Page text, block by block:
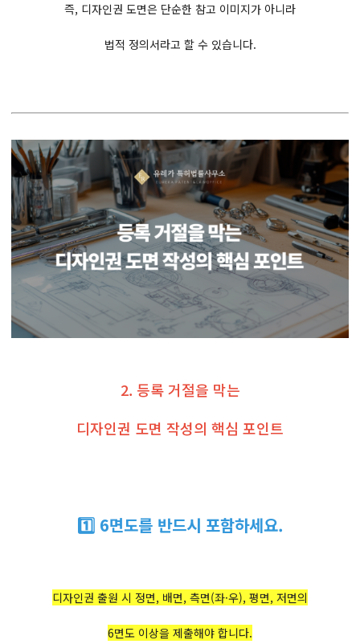
즉, 디자인권 도면은 단순한 참고 이미지가 아니라
법적 정의서라고 할 수 있습니다.
2. 등록 거절을 막는
디자인권 도면 작성의 핵심 포인트
1️⃣ 6면도를 반드시 포함하세요.
디자인권 출원 시 정면, 배면, 측면(좌·우), 평면, 저면의
6면도 이상을 제출해야 합니다.